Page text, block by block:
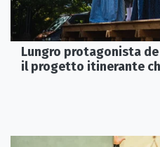
Lungro protagonista
il progetto itinerante